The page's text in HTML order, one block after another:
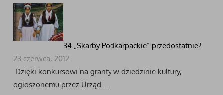
34 „Skarby Podkarpackie” przedostatnie?
23 czerwca, 2012
Dzięki konkursowi na granty w dziedzinie kultury,
ogłoszonemu przez Urząd …